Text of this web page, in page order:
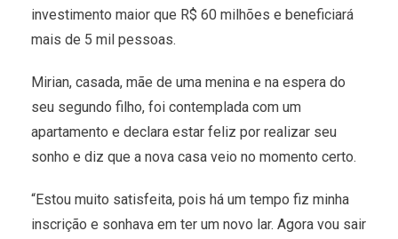
investimento maior que R$ 60 milhões e beneficiará
mais de 5 mil pessoas.
Mirian, casada, mãe de uma menina e na espera do
seu segundo filho, foi contemplada com um
apartamento e declara estar feliz por realizar seu
sonho e diz que a nova casa veio no momento certo.
“Estou muito satisfeita, pois há um tempo fiz minha
inscrição e sonhava em ter um novo lar. Agora vou sair